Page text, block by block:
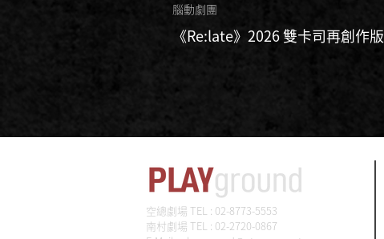
腦動劇團
《Re:late》2026 雙卡司再創作版
空總劇場 TEL : 02-8773-5553
南村劇場 TEL : 02-2720-0867